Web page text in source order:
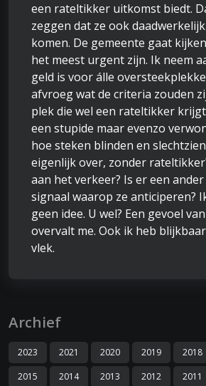
een rateltikker uitkomst biedt.
zeggen dat ze ook
komen. De gemeente gaat
het meest urgent zijn. Ik neem
geld is voor álle
afvroeg wat de criteria zouden
plek die wel een rateltikker
een stupide maar evenzo
hoe steken blinden en
eigenlijk over, zonder
aan het verkeer? Is er een
signaal waarop ze anticiperen?
geen idee. U wel? Een gevoel
overvalt me. Ook ik heb
vlek.
Archief
2023 2021 2020 2019 2018
2015
2014 2013 2012 2011